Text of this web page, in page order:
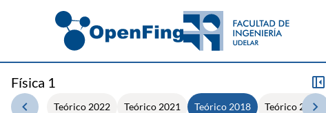
Física 1
Teórico 2022 Teórico 2021 Teórico 2018 Teórico 2014
Movimiento Circular e Introducción a Movimiento Relativo
6 Sistemas de Referencia. Leyes de Newton
7 Dinámica y Ejemplos de Fuerza